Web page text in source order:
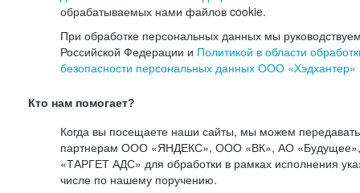
обрабатываемых нами файлов cookie.
При обработке персональных данных мы
Российской Федерации и Политикой в области
безопасности персональных данных ООО «Хэдхантер»
Кто нам помогает?
Когда вы посещаете наши сайты, мы можем
партнерам ООО «ЯНДЕКС», ООО «ВК», АО
«ТАРГЕТ АДС» для обработки в рамках исполнения
числе по нашему поручению.